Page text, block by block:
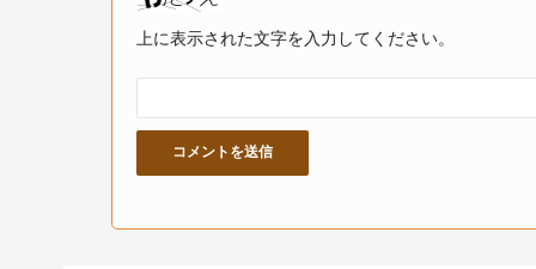
上に表示された文字を入力してください。